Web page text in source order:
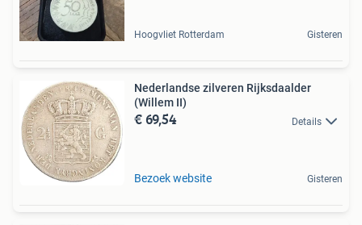
Hoogvliet Rotterdam Gisteren
Nederlandse zilveren Rijksdaalder
(Willem II)
€ 69,54 Details
Bezoek website Gisteren